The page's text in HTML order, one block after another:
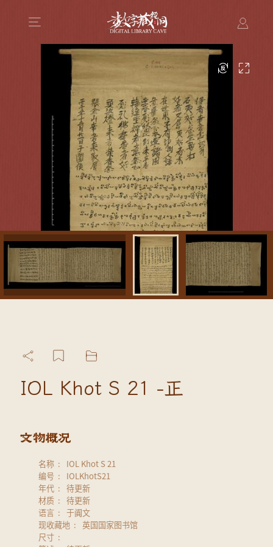
IOL Khot S 21 -正
名称
IOL Khot S 21
编号
IOLKhotS21
年代
待更新
材质
待更新
语言
于阗文
现收藏地
英国国家图书馆
尺寸